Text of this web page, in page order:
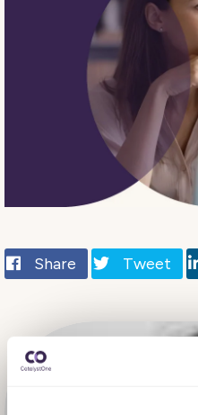
Share Tweet